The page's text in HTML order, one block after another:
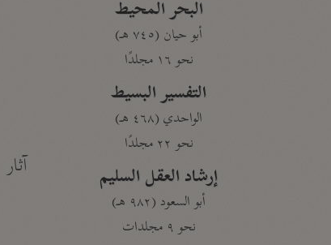
البحر المحيط
أبو حيان (٧٤٥ هـ)
نحو ١٦ مجلدًا
التفسير البسيط
الواحدي (٤٦٨ هـ)
نحو ٢٢ مجلدًا
إرشاد العقل السليم
أبو السعود (٩٨٢ هـ)
نحو ٩ مجلدات
آثار